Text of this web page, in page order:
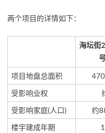
两个项目的详情如下：
海坛街
项目地盘总面积
受影响业权
受影响家庭(人口)
约
楼宇建成年期